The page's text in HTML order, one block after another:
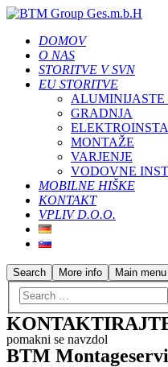
DOMOV
O NAS
STORITVE V SVN
EU STORITVE
ALUMINIJASTE
GRADNJA
MONTAŽE
VARJENJE
VODOVNE
MOBILNE HIŠKE
KONTAKT
VPLIV D.O.O.
Search More info Main menu
pomakni se navzdol
BTM